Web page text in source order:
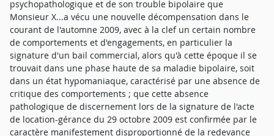
psychopathologique et de son trouble bipolaire que
Monsieur X...a vécu une nouvelle décompensation dans le
courant de l'automne 2009, avec à la clef un certain nombre
de comportements et d'engagements, en particulier la
signature d'un bail commercial, alors qu'à cette époque il se
trouvait dans une phase haute de sa maladie bipolaire, soit
dans un état hypomaniaque, caractérisé par une absence de
critique des comportements ; que cette absence
pathologique de discernement lors de la signature de l'acte
de location-gérance du 29 octobre 2009 est confirmée par le
caractère manifestement disproportionné de la redevance